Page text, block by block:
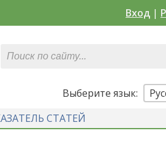
Вход |
Выберите язык:
СТАТЕЙ